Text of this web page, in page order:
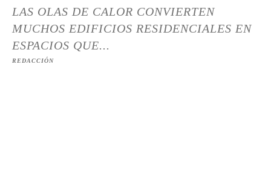
LAS OLAS DE CALOR CONVIERTEN
MUCHOS EDIFICIOS RESIDENCIALES EN
ESPACIOS QUE...
REDACCIÓN